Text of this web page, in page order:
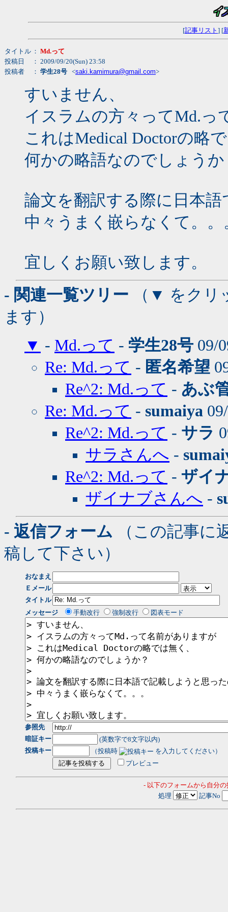
[記事リスト ] [
タイトル ： Md.って
投稿日
： 2009/09/20(Sun) 23:58
投稿者
： 学生28号 <saki.kamimura@gmail.com>
すいません、
イスラムの方々ってMd.っ
これはMedical Doctorの略
何かの略語なのでしょうか
論文を翻訳する際に日本
中々うまく嵌らなくて。。
宜しくお願い致します。
- 関連一覧ツリー （▼ をクリ
ます）
▼ - Md.って - 学生28号 09/
Re: Md.って - 匿名希望
Re^2: Md.って - あぶ
Re: Md.って - sumaiya
Re^2: Md.って - サラ
サラさんへ -
Re^2: Md.って - ザイ
ザイナブさんへ -
- 返信フォーム （この記事に
稿して下さい）
おなまえ
Ｅメール
タイトル
メッセージ
手動改行 強制改行 図表モード
参照先
暗証キー
(英数字で8文字以内)
投稿キー
（投稿時
を入力してください）
プレビュー
- 以下のフォームから自分
処理
記事No